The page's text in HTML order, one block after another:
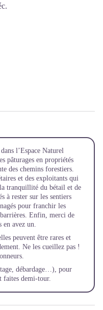
l’Espace Naturel
pâturages en propriétés
des chemins forestiers.
et des exploitants qui
tranquillité du bétail et de
à rester sur les sentiers
pour franchir les
Enfin, merci de
en avez un.
peuvent être rares et
Ne les cueillez pas !
débardage…), pour
faites demi-tour.